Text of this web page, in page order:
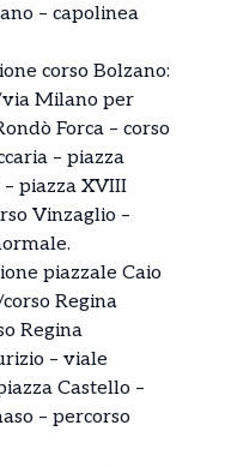
– capolinea
corso Bolzano:
Milano per
Forca – corso
– piazza
piazza XVIII
Vinzaglio –
piazzale Caio
Regina
Regina
– viale
Castello –
– percorso